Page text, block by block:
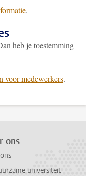
.
heb je toestemming
voor medewerkers.
ons
universiteit